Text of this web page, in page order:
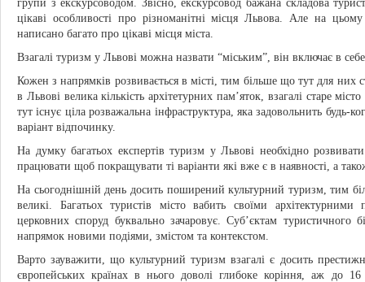
групи з екскурсоводом. Звісно, екскурсовод бажана складова
цікаві особливості про різноманітні місця Львова. Але на
написано багато про цікаві місця міста.
Взагалі туризм у Львові можна назвати “міським”, він включає в
Кожен з напрямків розвивається в місті, тим більше що тут для них
в Львові велика кількість архітетурних пам’яток, взагалі старе
тут існує ціла розважальна інфраструктура, яка задовольнить будь-
варіант відпочинку.
На думку багатьох експертів туризм у Львові необхідно
працювати щоб покращувати ті варіанти які вже є в наявності, а
На сьогоднішній день досить поширений культурний туризм, тим
великі. Багатьох туристів місто вабить своїми
церковних споруд буквально зачаровує. Суб’єктам туристичного
напрямок новими подіями, змістом та контекстом.
Варто зауважити, що культурний туризм взагалі є досить
європейських країнах в нього доволі глибоке коріння, аж до